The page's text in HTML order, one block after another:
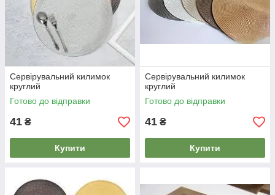
Сервірувальний килимок
круглий
Готово до відправки
41 ₴
Купити
Сервірувальний килимок
круглий
Готово до відправки
41 ₴
Купити